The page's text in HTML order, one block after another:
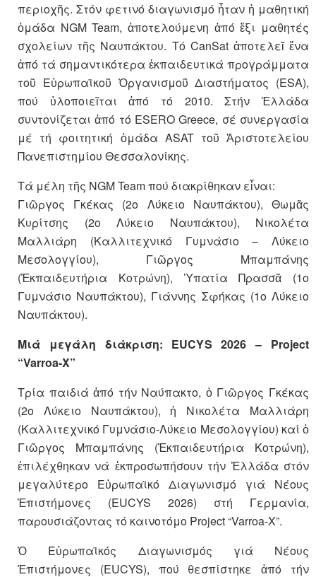
περιοχῆς. Στόν φετινό διαγωνισμό ἦταν ἡ μαθητική
ὁμάδα NGM Team, ἀποτελούμενη ἀπό ἕξι μαθητές
σχολείων τῆς Ναυπάκτου. Τό CanSat ἀποτελεῖ ἕνα
ἀπό τά σημαντικότερα ἐκπαιδευτικά προγράμματα
τοῦ Εὐρωπαϊκοῦ Ὀργανισμοῦ Διαστήματος (ESA),
πού ὑλοποιεῖται ἀπό τό 2010. Στήν Ἑλλάδα
συντονίζεται ἀπό τό ESERO Greece, σέ συνεργασία
μέ τή φοιτητική ὁμάδα ASAT τοῦ Ἀριστοτελείου
Πανεπιστημίου Θεσσαλονίκης.
Τά μέλη τῆς NGM Team πού διακρίθηκαν εἶναι:
Γιῶργος Γκέκας (2ο Λύκειο Ναυπάκτου), Θωμᾶς
Κυρίτσης (2ο Λύκειο Ναυπάκτου), Νικολέτα
Μαλλιάρη (Καλλιτεχνικό Γυμνάσιο – Λύκειο
Μεσολογγίου), Γιῶργος Μπαμπάνης
(Ἐκπαιδευτήρια Κοτρώνη), Ὑπατία Πρασσᾶ (1ο
Γυμνάσιο Ναυπάκτου), Γιάννης Σφήκας (1ο Λύκειο
Ναυπάκτου).
Μιά μεγάλη διάκριση: EUCYS 2026 – Project
“Varroa-X”
Τρία παιδιά ἀπό τήν Ναύπακτο, ὁ Γιῶργος Γκέκας
(2ο Λύκειο Ναυπάκτου), ἡ Νικολέτα Μαλλιάρη
(Καλλιτεχνικό Γυμνάσιο-Λύκειο Μεσολογγίου) καί ὁ
Γιῶργος Μπαμπάνης (Ἐκπαιδευτήρια Κοτρώνη),
ἐπιλέχθηκαν νά ἐκπροσωπήσουν τήν Ἑλλάδα στόν
μεγαλύτερο Εὐρωπαϊκό Διαγωνισμό γιά Νέους
Ἐπιστήμονες (EUCYS 2026) στή Γερμανία,
παρουσιάζοντας τό καινοτόμο Project “Varroa-X”.
Ὁ Εὐρωπαϊκός Διαγωνισμός γιά Νέους
Ἐπιστήμονες (EUCYS), πού θεσπίστηκε ἀπό τήν